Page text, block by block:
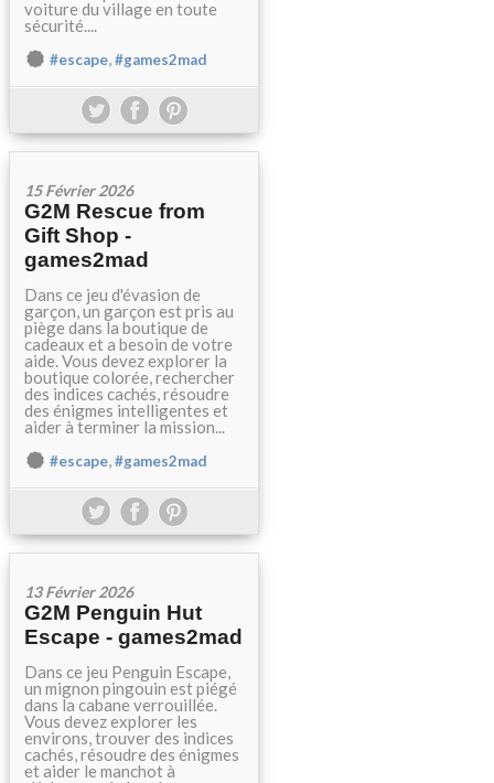
voiture du village en toute
sécurité....
#escape,#games2mad
15 Février 2026
G2M Rescue from
Gift Shop -
games2mad
Dans ce jeu d'évasion de
garçon, un garçon est pris au
piège dans la boutique de
cadeaux et a besoin de votre
aide. Vous devez explorer la
boutique colorée, rechercher
des indices cachés, résoudre
des énigmes intelligentes et
aider à terminer la mission...
#escape,#games2mad
13 Février 2026
G2M Penguin Hut
Escape - games2mad
Dans ce jeu Penguin Escape,
un mignon pingouin est piégé
dans la cabane verrouillée.
Vous devez explorer les
environs, trouver des indices
cachés, résoudre des énigmes
et aider le manchot à